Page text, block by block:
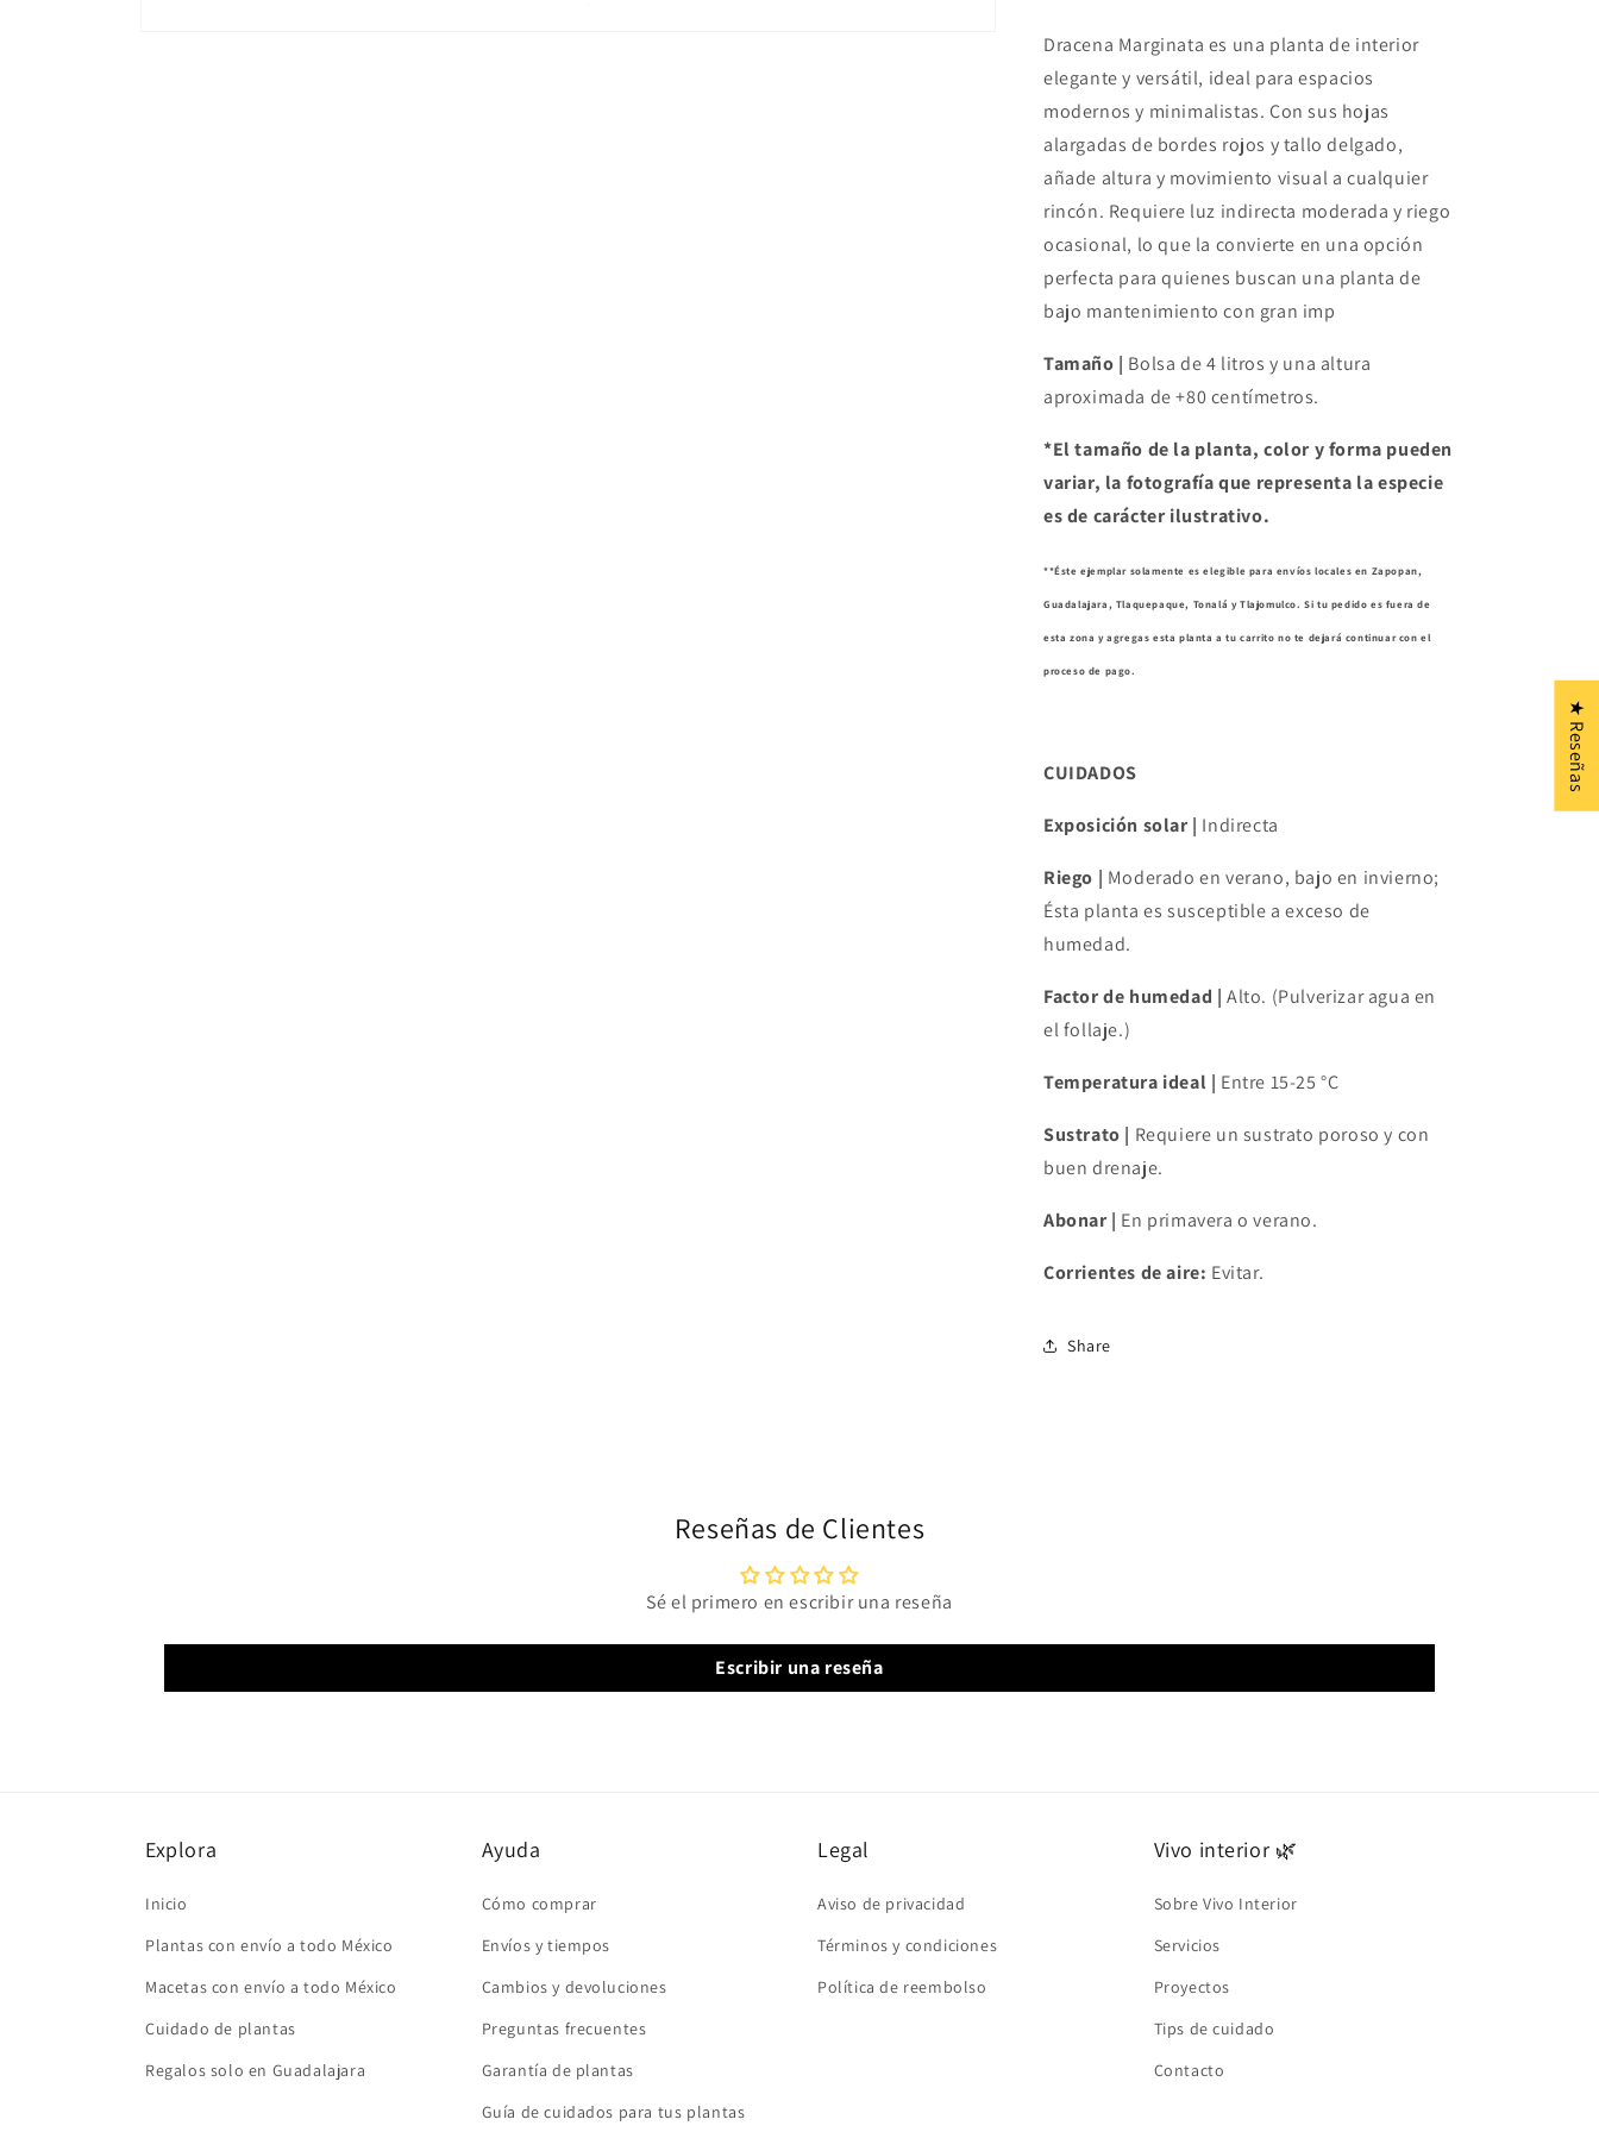
Dracena Marginata es una planta de interior
elegante y versátil, ideal para espacios
modernos y minimalistas. Con sus hojas
alargadas de bordes rojos y tallo delgado,
añade altura y movimiento visual a cualquier
rincón. Requiere luz indirecta moderada y riego
ocasional, lo que la convierte en una opción
perfecta para quienes buscan una planta de
bajo mantenimiento con gran imp
Tamaño | Bolsa de 4 litros y una altura
aproximada de +80 centímetros.
*El tamaño de la planta, color y forma pueden
variar, la fotografía que representa la especie
es de carácter ilustrativo.
**Éste ejemplar solamente es elegible para envíos locales en Zapopan,
Guadalajara, Tlaquepaque, Tonalá y Tlajomulco. Si tu pedido es fuera de
esta zona y agregas esta planta a tu carrito no te dejará continuar con el
proceso de pago.
CUIDADOS
Exposición solar | Indirecta
Riego | Moderado en verano, bajo en invierno;
Ésta planta es susceptible a exceso de
humedad.
Factor de humedad | Alto. (Pulverizar agua en
el follaje.)
Temperatura ideal | Entre 15-25 °C
Sustrato | Requiere un sustrato poroso y con
buen drenaje.
Abonar | En primavera o verano.
Corrientes de aire: Evitar.
Share
Reseñas de Clientes
Sé el primero en escribir una reseña
Escribir una reseña
Explora
Inicio
Plantas con envío a todo México
Macetas con envío a todo México
Cuidado de plantas
Regalos solo en Guadalajara
Ayuda
Cómo comprar
Envíos y tiempos
Cambios y devoluciones
Preguntas frecuentes
Garantía de plantas
Guía de cuidados para tus plantas
Legal
Aviso de privacidad
Términos y condiciones
Política de reembolso
Vivo interior 🌿
Sobre Vivo Interior
Servicios
Proyectos
Tips de cuidado
Contacto
★ Reseñas